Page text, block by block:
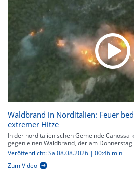
Waldbrand in Norditalien: Feuer
extremer Hitze
In der norditalienischen Gemeinde Canossa
gegen einen Waldbrand, der am
Veröffentlicht: Sa 08.08.2026 | 00:46 min
Zum Video